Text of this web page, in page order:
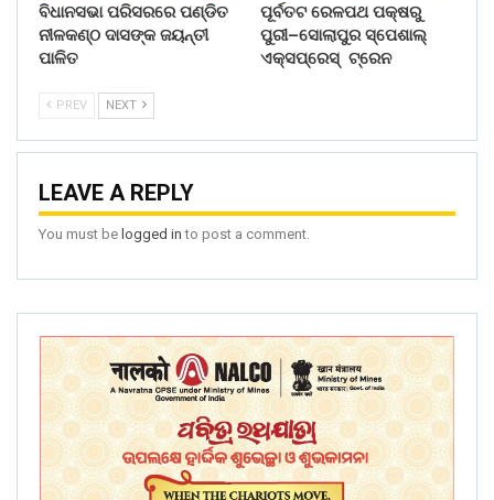
ବିଧାନସଭା ପରିସରରେ ପଣ୍ଡିତ
ନୀଳକଣ୍ଠ ଦାସଙ୍କ ଜୟନ୍ତୀ
ପାଳିତ
ପୂର୍ବତଟ ରେଳପଥ ପକ୍ଷରୁ
ପୁରୀ–ସୋଲାପୁର ସ୍ପେଶାଲ୍
ଏକ୍ସପ୍ରେସ୍ ଟ୍ରେନ
PREV NEXT
LEAVE A REPLY
You must be logged in to post a comment.